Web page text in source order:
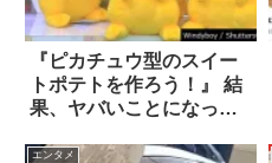
『ピカチュウ型のスイー
トポテトを作ろう！』 結
果、ヤバいことになっ
エンタメ